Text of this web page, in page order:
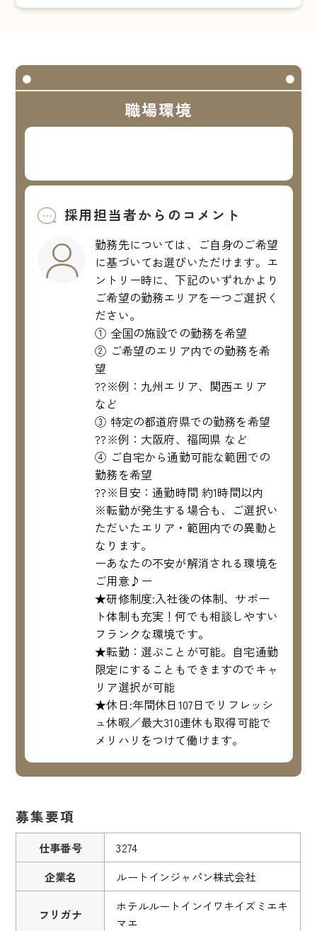
職場環境
採用担当者からのコメント
勤務先については、ご自身のご希望
に基づいてお選びいただけます。エ
ントリー時に、下記のいずれかより
ご希望の勤務エリアを一つご選択く
ださい。
① 全国の施設での勤務を希望
② ご希望のエリア内での勤務を希
望
??※例：九州エリア、関西エリア
など
③ 特定の都道府県での勤務を希望
??※例：大阪府、福岡県 など
④ ご自宅から通勤可能な範囲での
勤務を希望
??※目安：通勤時間 約1時間以内
※転勤が発生する場合も、ご選択い
ただいたエリア・範囲内での異動と
なります。
ーあなたの不安が解消される環境を
ご用意♪ー
★研修制度:入社後の体制、サポー
ト体制も充実！何でも相談しやすい
フランクな環境です。
★転勤：選ぶことが可能。自宅通勤
限定にすることもできますのでキャ
リア選択が可能
★休日:年間休日107日でリフレッシ
ュ休暇／最大310連休も取得可能で
メリハリをつけて働けます。
募集要項
仕事番号
3274
企業名
ルートインジャパン株式会社
フリガナ
ホテルルートインイワキイズミエキ
マエ